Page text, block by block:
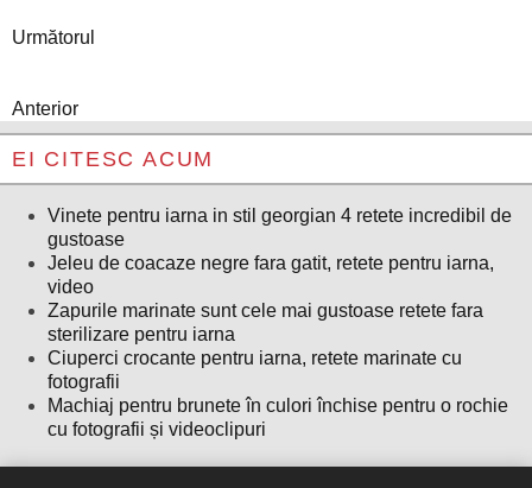
Următorul
Anterior
EI CITESC ACUM
Vinete pentru iarna in stil georgian 4 retete incredibil de
gustoase
Jeleu de coacaze negre fara gatit, retete pentru iarna,
video
Zapurile marinate sunt cele mai gustoase retete fara
sterilizare pentru iarna
Ciuperci crocante pentru iarna, retete marinate cu
fotografii
Machiaj pentru brunete în culori închise pentru o rochie
cu fotografii și videoclipuri